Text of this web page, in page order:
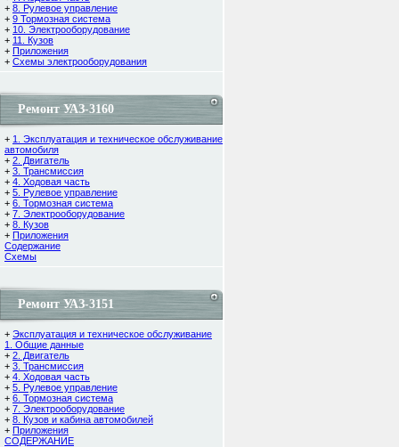
+ 8. Рулевое управление
+ 9 Тормозная система
+ 10. Электрооборудование
+ 11. Кузов
+ Приложения
+ Схемы электрооборудования
Ремонт УАЗ-3160
+ 1. Эксплуатация и техническое обслуживание
автомобиля
+ 2. Двигатель
+ 3. Трансмиссия
+ 4. Ходовая часть
+ 5. Рулевое управление
+ 6. Тормозная система
+ 7. Электрооборудование
+ 8. Кузов
+ Приложения
Содержание
Cхемы
Ремонт УАЗ-3151
+ Эксплуатация и техническое обслуживание
1. Общие данные
+ 2. Двигатель
+ 3. Трансмиссия
+ 4. Ходовая часть
+ 5. Рулевое управление
+ 6. Тормозная система
+ 7. Электрооборудование
+ 8. Кузов и кабина автомобилей
+ Приложения
СОДЕРЖАНИЕ